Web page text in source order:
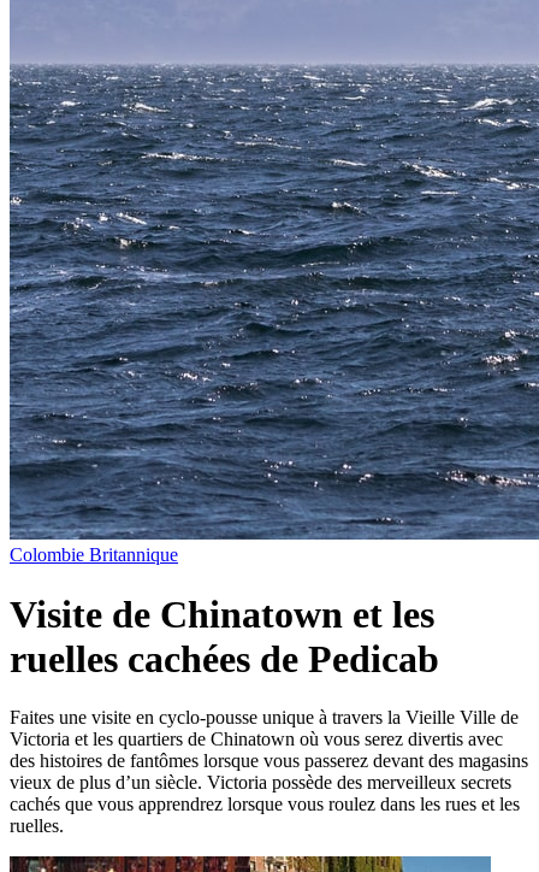
Colombie Britannique
Visite de Chinatown et les
ruelles cachées de Pedicab
Faites une visite en cyclo-pousse unique à travers la Vieille Ville de
Victoria et les quartiers de Chinatown où vous serez divertis avec
des histoires de fantômes lorsque vous passerez devant des magasins
vieux de plus d’un siècle. Victoria possède des merveilleux secrets
cachés que vous apprendrez lorsque vous roulez dans les rues et les
ruelles.